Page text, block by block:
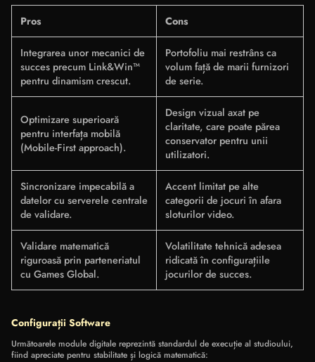
Pros Cons
Integrarea unor mecanici de
succes precum Link&Win™
pentru dinamism crescut.
Portofoliu mai restrâns ca
volum față de marii furnizori
de serie.
Optimizare superioară
pentru interfața mobilă
(Mobile-First approach).
Design vizual axat pe
claritate, care poate părea
conservator pentru unii
utilizatori.
Sincronizare impecabilă a
datelor cu serverele centrale
de validare.
Accent limitat pe alte
categorii de jocuri în afara
sloturilor video.
Validare matematică
riguroasă prin parteneriatul
cu Games Global.
Volatilitate tehnică adesea
ridicată în configurațiile
jocurilor de succes.
Configurații Software
Următoarele module digitale reprezintă standardul de execuție al studioului,
fiind apreciate pentru stabilitate și logică matematică: